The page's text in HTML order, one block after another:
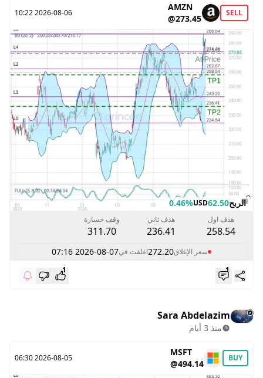
SELL
AMZN
@273.45
2026-08-06 10:22
الربح62.50
USD
0.46%
هدف اول
258.54
هدف ثاني
236.41
وقف خسارة
311.70
سعر الإغلاق272.20اغلقت في2026-08-07 07:16
1
1
Sara Abdelazim
منذ 3 أيام
BUY
MSFT
@494.14
2026-08-05 06:30